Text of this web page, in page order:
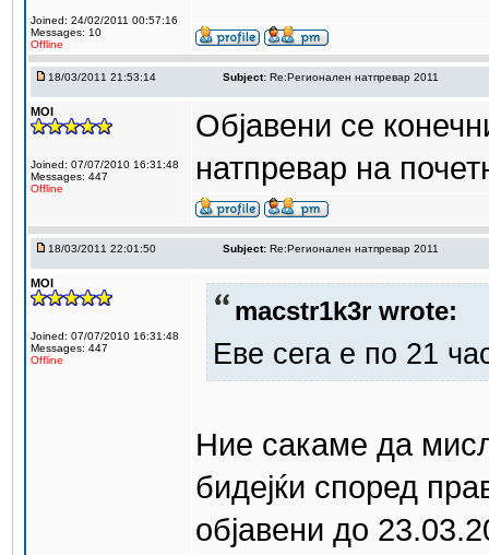
Joined: 24/02/2011 00:57:16
Messages: 10
Offline
18/03/2011 21:53:14 Subject: Re:Регионален натпревар 2011
MOI
Joined: 07/07/2010 16:31:48
Messages: 447
Offline
Објавени се
натпревар на
18/03/2011 22:01:50 Subject: Re:Регионален натпревар 2011
MOI
Joined: 07/07/2010 16:31:48
Messages: 447
Offline
macstr1k3r wrote:
Еве сега е по 21
Ние сакаме да
бидејќи според
објавени до